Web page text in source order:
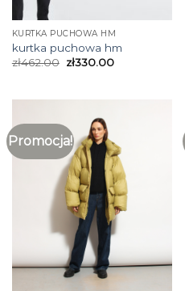
KURTKA PUCHOWA HM
kurtka puchowa hm
zł462.00 zł330.00
Promocja!